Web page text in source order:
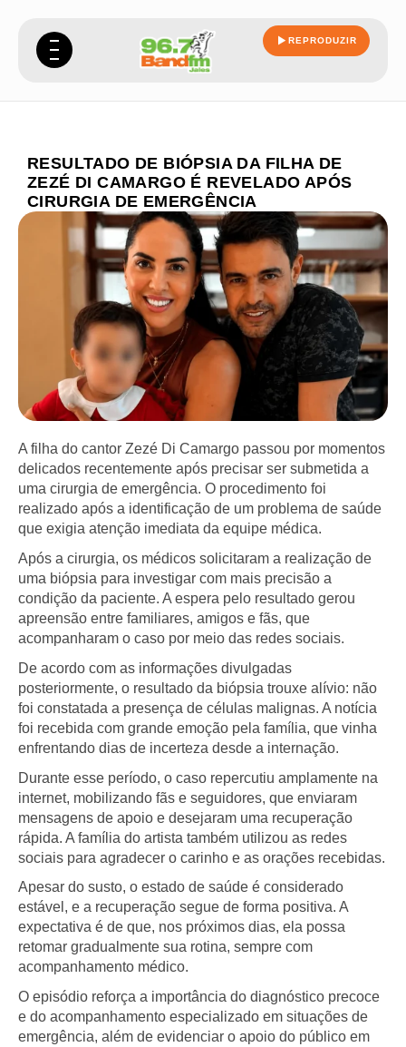
REPRODUZIR
RESULTADO DE BIÓPSIA DA FILHA DE
ZEZÉ DI CAMARGO É REVELADO APÓS
CIRURGIA DE EMERGÊNCIA
A filha do cantor Zezé Di Camargo passou por momentos
delicados recentemente após precisar ser submetida a
uma cirurgia de emergência. O procedimento foi
realizado após a identificação de um problema de saúde
que exigia atenção imediata da equipe médica.
Após a cirurgia, os médicos solicitaram a realização de
uma biópsia para investigar com mais precisão a
condição da paciente. A espera pelo resultado gerou
apreensão entre familiares, amigos e fãs, que
acompanharam o caso por meio das redes sociais.
De acordo com as informações divulgadas
posteriormente, o resultado da biópsia trouxe alívio: não
foi constatada a presença de células malignas. A notícia
foi recebida com grande emoção pela família, que vinha
enfrentando dias de incerteza desde a internação.
Durante esse período, o caso repercutiu amplamente na
internet, mobilizando fãs e seguidores, que enviaram
mensagens de apoio e desejaram uma recuperação
rápida. A família do artista também utilizou as redes
sociais para agradecer o carinho e as orações recebidas.
Apesar do susto, o estado de saúde é considerado
estável, e a recuperação segue de forma positiva. A
expectativa é de que, nos próximos dias, ela possa
retomar gradualmente sua rotina, sempre com
acompanhamento médico.
O episódio reforça a importância do diagnóstico precoce
e do acompanhamento especializado em situações de
emergência, além de evidenciar o apoio do público em